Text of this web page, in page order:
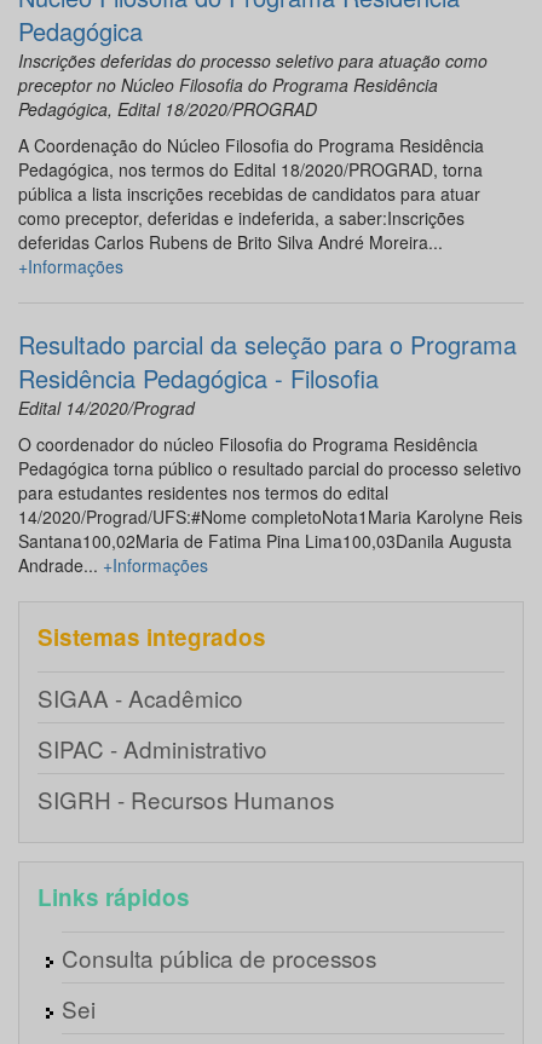
Pedagógica
Inscrições deferidas do processo seletivo para atuação como
preceptor no Núcleo Filosofia do Programa Residência
Pedagógica, Edital 18/2020/PROGRAD
A Coordenação do Núcleo Filosofia do Programa Residência
Pedagógica, nos termos do Edital 18/2020/PROGRAD, torna
pública a lista inscrições recebidas de candidatos para atuar
como preceptor, deferidas e indeferida, a saber:Inscrições
deferidas Carlos Rubens de Brito Silva André Moreira...
+Informações
Resultado parcial da seleção para o Programa
Residência Pedagógica - Filosofia
Edital 14/2020/Prograd
O coordenador do núcleo Filosofia do Programa Residência
Pedagógica torna público o resultado parcial do processo seletivo
para estudantes residentes nos termos do edital
14/2020/Prograd/UFS:#Nome completoNota1Maria Karolyne Reis
Santana100,02Maria de Fatima Pina Lima100,03Danila Augusta
Andrade... +Informações
Sistemas integrados
SIGAA - Acadêmico
SIPAC - Administrativo
SIGRH - Recursos Humanos
Links rápidos
Consulta pública de processos
Sei